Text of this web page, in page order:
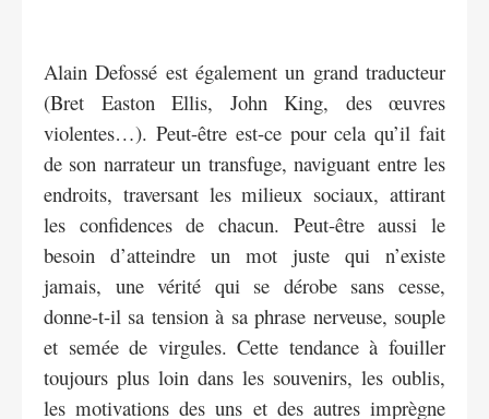
Alain Defossé est également un grand traducteur
(Bret Easton Ellis, John King, des œuvres
violentes…). Peut-être est-ce pour cela qu’il fait
de son narrateur un transfuge, naviguant entre les
endroits, traversant les milieux sociaux, attirant
les confidences de chacun. Peut-être aussi le
besoin d’atteindre un mot juste qui n’existe
jamais, une vérité qui se dérobe sans cesse,
donne-t-il sa tension à sa phrase nerveuse, souple
et semée de virgules. Cette tendance à fouiller
toujours plus loin dans les souvenirs, les oublis,
les motivations des uns et des autres imprègne